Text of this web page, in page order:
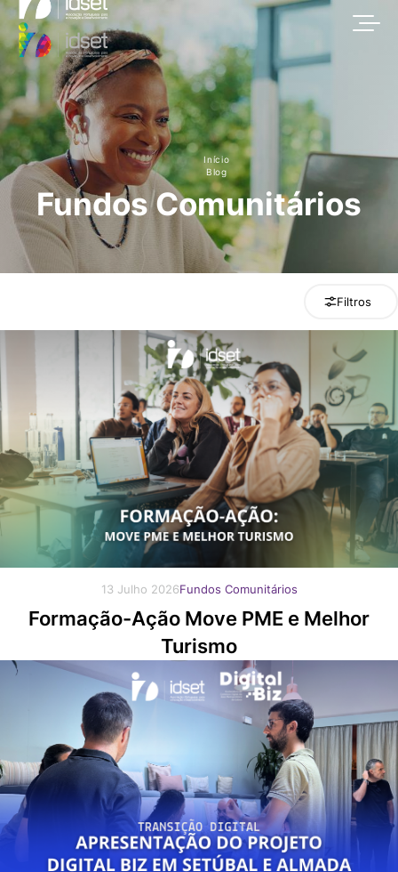
Início
Blog
Fundos Comunitários
Filtros
13 Julho 2026Fundos Comunitários
Formação-Ação Move PME e Melhor
Turismo